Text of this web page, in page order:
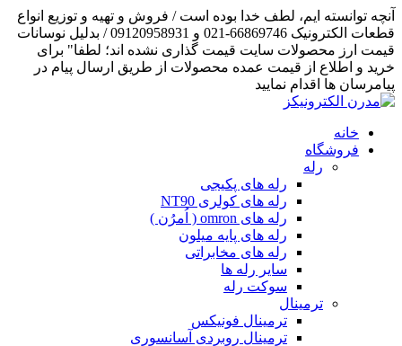
آنچه توانسته ایم، لطف خدا بوده است / فروش و تهیه و توزیع انواع
قطعات الکترونیک 66869746-021 و 09120958931 / بدلیل نوسانات
قیمت ارز محصولات سایت قیمت گذاری نشده اند؛ لطفا" برای
خرید و اطلاع از قیمت عمده محصولات از طریق ارسال پیام در
پیامرسان ها اقدام نمایید
خانه
فروشگاه
رله
رله های پکیجی
رله های کولری NT90
رله های omron ( اُمرُن )
رله های پایه میلون
رله های مخابراتی
سایر رله ها
سوکت رله
ترمینال
ترمینال فونیکس
ترمینال روبردی آسانسوری